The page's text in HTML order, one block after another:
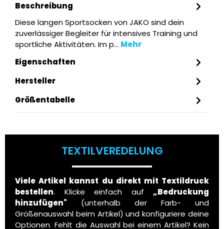
Beschreibung
Diese langen Sportsocken von JAKO sind dein
zuverlässiger Begleiter für intensives Training und
sportliche Aktivitäten. Im p… Mehr
Eigenschaften
Hersteller
Größentabelle
TEXTILVEREDELUNG
Viele Artikel kannst du direkt mit Textildruck
bestellen. Klicke einfach auf „Bedruckung
hinzufügen" (unterhalb der Farb- und
Größenauswahl beim Artikel) und konfiguriere deine
Optionen. Fehlt die Auswahl bei einem Artikel? Kein